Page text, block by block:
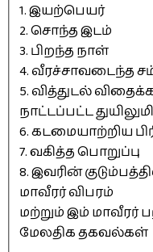
1. இயற்பெயர்
2. சொந்த இடம்
3. பிறந்த நாள்
4. வீரச்சாவடைந்த
5. வித்துடல்
நாட்டப்பட்ட
6. கடமையாற்றிய
7. வகித்த பொறுப்பு
8. இவரின்
மாவீரர் விபரம்
மற்றும் இம் மாவீரர்
மேலதிக தகவல்கள்